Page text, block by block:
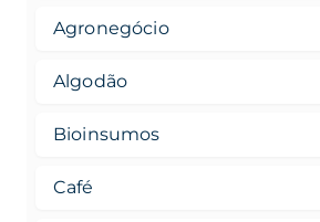
Agronegócio
Algodão
Bioinsumos
Café